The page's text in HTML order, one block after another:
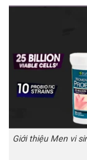
Giới thiệu Men vi